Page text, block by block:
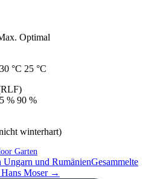
Optimal
°C 25 °C
% 90 %
winterhart)
Garten
und RumänienGesammelte
Moser →